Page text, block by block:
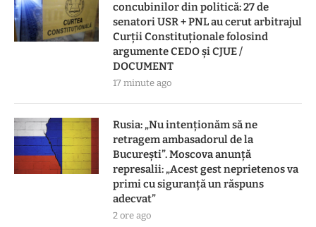
concubinilor din politică: 27 de
senatori USR + PNL au cerut arbitrajul
Curții Constituționale folosind
argumente CEDO și CJUE /
DOCUMENT
17 minute ago
Rusia: „Nu intenționăm să ne
retragem ambasadorul de la
București”. Moscova anunță
represalii: „Acest gest neprietenos va
primi cu siguranţă un răspuns
adecvat”
2 ore ago